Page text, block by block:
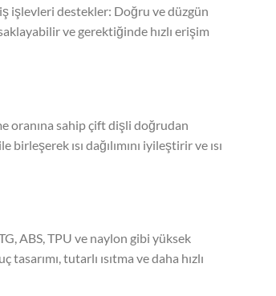
işlevleri destekler: Doğru ve düzgün
ve gerektiğinde hızlı erişim
oranına sahip çift dişli doğrudan
ısı dağılımını iyileştirir ve ısı
ABS, TPU ve naylon gibi yüksek
tutarlı ısıtma ve daha hızlı